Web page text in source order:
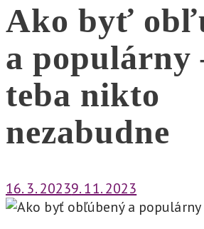
Ako byť
a populárny
teba nikto
nezabudne
16. 3. 20239. 11. 2023